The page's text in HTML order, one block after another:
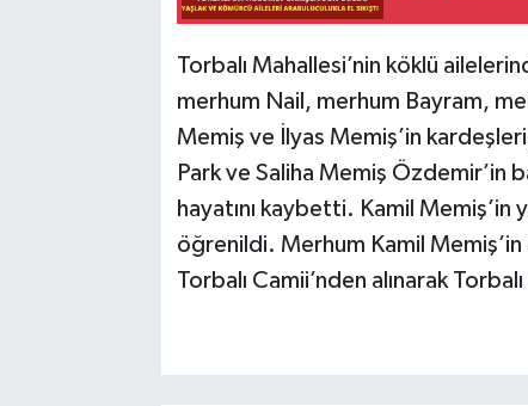
Torbalı Mahallesi’nin köklü
merhum Nail, merhum Bayram,
Memiş ve İlyas Memiş’in
Park ve Saliha Memiş Özdemir’in
hayatını kaybetti. Kamil Memiş’in
öğrenildi. Merhum Kamil
Torbalı Camii’nden alınarak